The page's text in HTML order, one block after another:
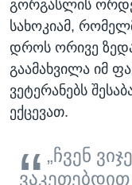
გორგასლის
სახოკიამ,
დროს ორივე
გაამახვილა იმ
ვეტერანებს
ექცევათ.
„ჩვენ
ვაკეთებდით